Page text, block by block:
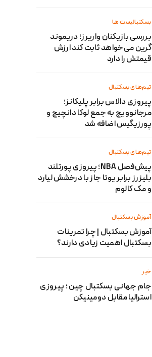
بسکتبالیست ها
بررسی بازیکنان واریرز؛ دریموند
گرین می‌خواهد ثابت کند ارزش
قیمتش را دارد
تیم‌های بسکتبال
پیروزی دالاس برابر پلیکانز؛
مرجانوویچ به جمع لوکا دانچیچ و
پورزیگیس اضافه شد
تیم‌های بسکتبال
پیش‌فصل NBA؛ پیروزی پورتلند
بلیزرز برابر یوتا جاز با درخشش لیارد
و مک کالوم
آموزش بسکتبال
آموزش بسکتبال | چرا تمرینات
بسکتبال اهمیت زیادی دارند؟
خبر
جام جهانی بسکتبال چین ؛ پیروزی
استرالیا مقابل دومینیکن